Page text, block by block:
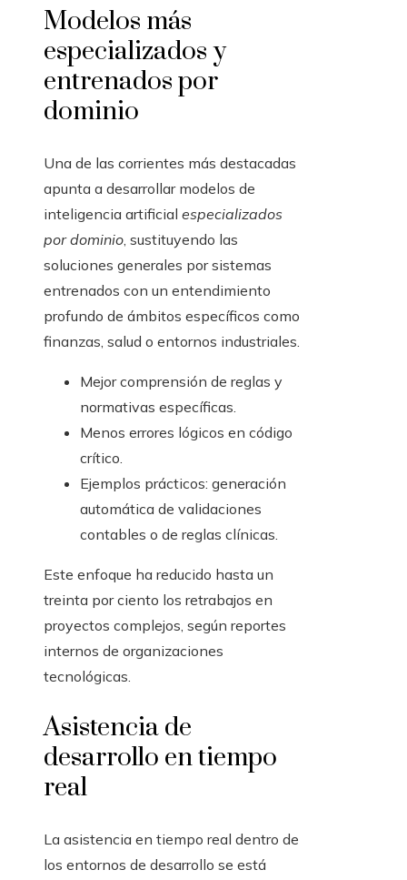
Modelos más
especializados y
entrenados por
dominio
Una de las corrientes más destacadas
apunta a desarrollar modelos de
inteligencia artificial especializados
por dominio, sustituyendo las
soluciones generales por sistemas
entrenados con un entendimiento
profundo de ámbitos específicos como
finanzas, salud o entornos industriales.
Mejor comprensión de reglas y
normativas específicas.
Menos errores lógicos en código
crítico.
Ejemplos prácticos: generación
automática de validaciones
contables o de reglas clínicas.
Este enfoque ha reducido hasta un
treinta por ciento los retrabajos en
proyectos complejos, según reportes
internos de organizaciones
tecnológicas.
Asistencia de
desarrollo en tiempo
real
La asistencia en tiempo real dentro de
los entornos de desarrollo se está